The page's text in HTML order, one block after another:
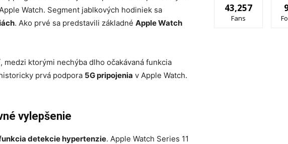
Watch. Segment jablkových hodiniek sa
. Ako prvé sa predstavili základné Apple Watch
ktorými nechýba dlho očakávaná funkcia
prvá podpora 5G pripojenia v Apple Watch.
vylepšenie
detekcie hypertenzie. Apple Watch Series 11
43,257
Fans